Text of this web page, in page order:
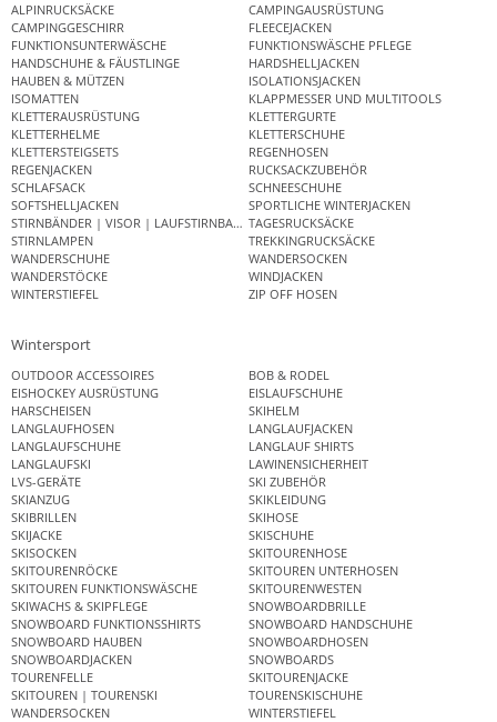
ALPINRUCKSÄCKE
CAMPINGAUSRÜSTUNG
CAMPINGGESCHIRR
FLEECEJACKEN
FUNKTIONSUNTERWÄSCHE
FUNKTIONSWÄSCHE PFLEGE
HANDSCHUHE & FÄUSTLINGE
HARDSHELLJACKEN
HAUBEN & MÜTZEN
ISOLATIONSJACKEN
ISOMATTEN
KLAPPMESSER UND MULTITOOLS
KLETTERAUSRÜSTUNG
KLETTERGURTE
KLETTERHELME
KLETTERSCHUHE
KLETTERSTEIGSETS
REGENHOSEN
REGENJACKEN
RUCKSACKZUBEHÖR
SCHLAFSACK
SCHNEESCHUHE
SOFTSHELLJACKEN
SPORTLICHE WINTERJACKEN
STIRNBÄNDER | VISOR | LAUFSTIRNBANDTAGESRUCKSÄCKE
STIRNLAMPEN
TREKKINGRUCKSÄCKE
WANDERSCHUHE
WANDERSOCKEN
WANDERSTÖCKE
WINDJACKEN
WINTERSTIEFEL
ZIP OFF HOSEN
Wintersport
OUTDOOR ACCESSOIRES
BOB & RODEL
EISHOCKEY AUSRÜSTUNG
EISLAUFSCHUHE
HARSCHEISEN
SKIHELM
LANGLAUFHOSEN
LANGLAUFJACKEN
LANGLAUFSCHUHE
LANGLAUF SHIRTS
LANGLAUFSKI
LAWINENSICHERHEIT
LVS-GERÄTE
SKI ZUBEHÖR
SKIANZUG
SKIKLEIDUNG
SKIBRILLEN
SKIHOSE
SKIJACKE
SKISCHUHE
SKISOCKEN
SKITOURENHOSE
SKITOURENRÖCKE
SKITOUREN UNTERHOSEN
SKITOUREN FUNKTIONSWÄSCHE
SKITOURENWESTEN
SKIWACHS & SKIPFLEGE
SNOWBOARDBRILLE
SNOWBOARD FUNKTIONSSHIRTS
SNOWBOARD HANDSCHUHE
SNOWBOARD HAUBEN
SNOWBOARDHOSEN
SNOWBOARDJACKEN
SNOWBOARDS
TOURENFELLE
SKITOURENJACKE
SKITOUREN | TOURENSKI
TOURENSKISCHUHE
WANDERSOCKEN
WINTERSTIEFEL